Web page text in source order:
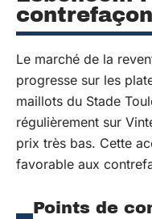
Le marché de la
progresse sur les
maillots du Stade
régulièrement sur
prix très bas. Cette
favorable aux
Points de